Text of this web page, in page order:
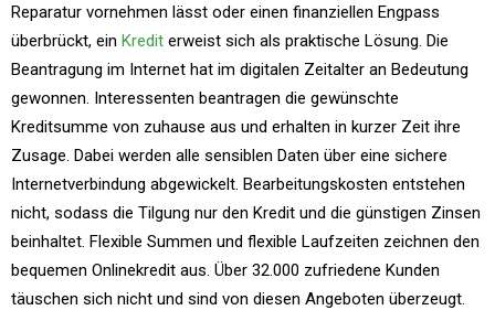
Reparatur vornehmen lässt oder einen finanziellen Engpass
überbrückt, ein Kredit erweist sich als praktische Lösung. Die
Beantragung im Internet hat im digitalen Zeitalter an Bedeutung
gewonnen. Interessenten beantragen die gewünschte
Kreditsumme von zuhause aus und erhalten in kurzer Zeit ihre
Zusage. Dabei werden alle sensiblen Daten über eine sichere
Internetverbindung abgewickelt. Bearbeitungskosten entstehen
nicht, sodass die Tilgung nur den Kredit und die günstigen Zinsen
beinhaltet. Flexible Summen und flexible Laufzeiten zeichnen den
bequemen Onlinekredit aus. Über 32.000 zufriedene Kunden
täuschen sich nicht und sind von diesen Angeboten überzeugt.